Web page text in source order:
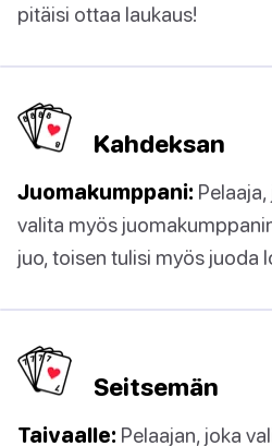
pitäisi ottaa laukaus!
Kahdeksan
Juomakumppani:
valita myös
juo, toisen tulisi myös juoda
Seitsemän
Taivaalle: Pelaajan, joka